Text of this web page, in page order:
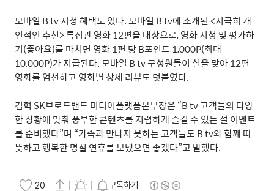
모바일 B tv시청 혜택도 있다.모바일 B tv에 소개된 <지극히 개
인적인 추천>특집관 영화 12편을 대상으로,영화 시청 및 평가하
기(좋아요)를 마치면 영화 1편 당B포인트 1,000P(최대
10,000P)가 지급된다.모바일 B tv구성원들이 설을 맞아 12편
영화를 엄선하고 영화별 상세 리뷰도 덧붙였다.
김혁 SK브로드밴드 미디어플랫폼본부장은 “B tv고객들의 다양
한 상황에 맞춰 풍부한 콘텐츠를 저렴하게 즐길 수 있는 설 이벤트
를 준비했다”며 “가족과 만나지 못하는 고객들도 B tv와 함께 따
뜻하고 행복한 명절 연휴를 보냈으면 좋겠다”고 말했다.
20 구독하기